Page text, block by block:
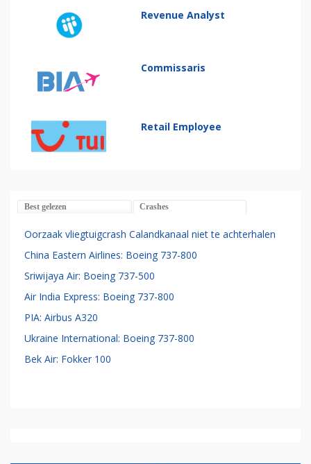
Revenue Analyst
Commissaris
Retail Employee
Best gelezen Crashes
Oorzaak vliegtuigcrash Calandkanaal niet te achterhalen
China Eastern Airlines: Boeing 737-800
Sriwijaya Air: Boeing 737-500
Air India Express: Boeing 737-800
PIA: Airbus A320
Ukraine International: Boeing 737-800
Bek Air: Fokker 100